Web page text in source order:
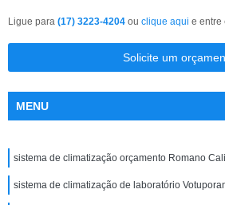
Ligue para (17) 3223-4204 ou clique aqui e entre
Solicite um
MENU
sistema de climatização orçamento Romano Calil
sistema de climatização de laboratório